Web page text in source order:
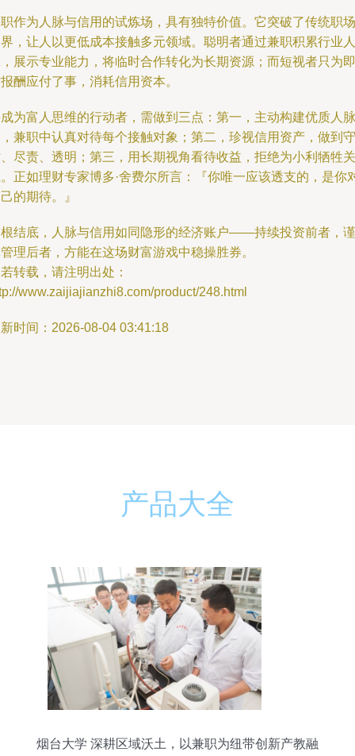
作为人脉与信用的试炼场，具有独特价值。它突破了传统职场
，让人以更低成本接触多元领域。聪明者通过兼职积累行业人
展示专业能力，将临时合作转化为长期资源；而短视者只为即
酬应付了事，消耗信用资本。
为富人思维的行动者，需做到三点：第一，主动构建优质人脉
兼职中认真对待每个接触对象；第二，珍视信用资产，做到守
尽责、透明；第三，用长期视角看待收益，拒绝为小利牺牲关
正如理财专家博多·舍费尔所言：『你唯一应该透支的，是你
的期待。』
结底，人脉与信用如同隐形的经济账户——持续投资前者，谨
理后者，方能在这场财富游戏中稳操胜券。
转载，请注明出处：
www.zaijiajianzhi8.com/product/248.html
时间：2026-08-04 03:41:18
产品大全
烟台大学 深耕区域沃土，以兼职为纽带创新产教融